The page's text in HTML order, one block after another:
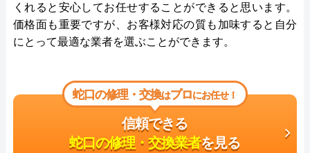
くれると安心してお任せすることができると思います。
価格面も重要ですが、お客様対応の質も加味すると自分
にとって最適な業者を選ぶことができます。
蛇口の修理・交換はプロにお任せ！
信頼できる
蛇口の修理・交換業者を見る